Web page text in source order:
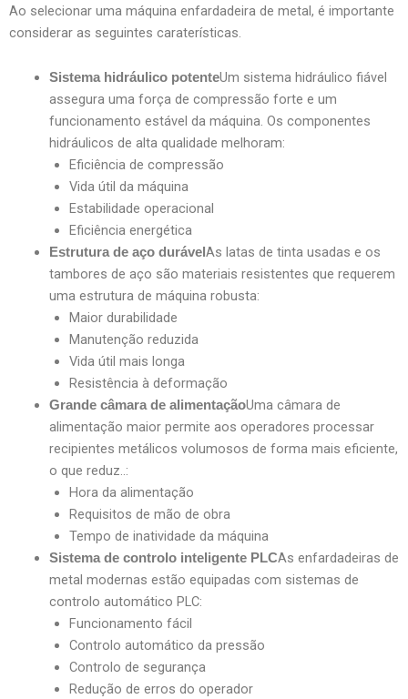
Ao selecionar uma máquina enfardadeira de metal, é importante
considerar as seguintes caraterísticas.
Sistema hidráulico potenteUm sistema hidráulico fiável
assegura uma força de compressão forte e um
funcionamento estável da máquina. Os componentes
hidráulicos de alta qualidade melhoram:
Eficiência de compressão
Vida útil da máquina
Estabilidade operacional
Eficiência energética
Estrutura de aço durável As latas de tinta usadas e os
tambores de aço são materiais resistentes que requerem
uma estrutura de máquina robusta:
Maior durabilidade
Manutenção reduzida
Vida útil mais longa
Resistência à deformação
Grande câmara de alimentaçãoUma câmara de
alimentação maior permite aos operadores processar
recipientes metálicos volumosos de forma mais eficiente,
o que reduz..:
Hora da alimentação
Requisitos de mão de obra
Tempo de inatividade da máquina
Sistema de controlo inteligente PLCAs enfardadeiras de
metal modernas estão equipadas com sistemas de
controlo automático PLC:
Funcionamento fácil
Controlo automático da pressão
Controlo de segurança
Redução de erros do operador